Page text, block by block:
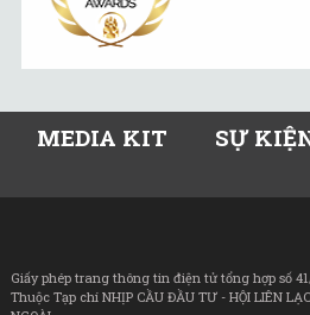
MEDIA KIT SỰ
Giấy phép trang thông tin điện tử tổng hợp số
Thuộc Tạp chí NHỊP CẦU ĐẦU TƯ - HỘI LIÊN